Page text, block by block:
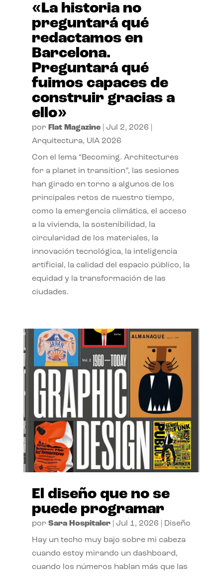
«La historia no
preguntará qué
redactamos en
Barcelona.
Preguntará qué
fuimos capaces de
construir gracias a
ello»
por Flat Magazine| Jul 2, 2026
Arquitectura, UIA 2026
Con el lema “Becoming. Architectures
for a planet in transition”, las sesiones
han girado en torno a algunos de los
principales retos de nuestro tiempo,
como la emergencia climática, el acceso
a la vivienda, la sostenibilidad, la
circularidad de los materiales, la
innovación tecnológica, la inteligencia
artificial, la calidad del espacio público, la
equidad y la transformación de las
ciudades.
El diseño que no se
puede programar
por Sara Hospitaler| Jul 1, 2026 Diseño
Hay un techo muy bajo sobre mi cabeza
cuando estoy mirando un dashboard,
cuando los números hablan más que las